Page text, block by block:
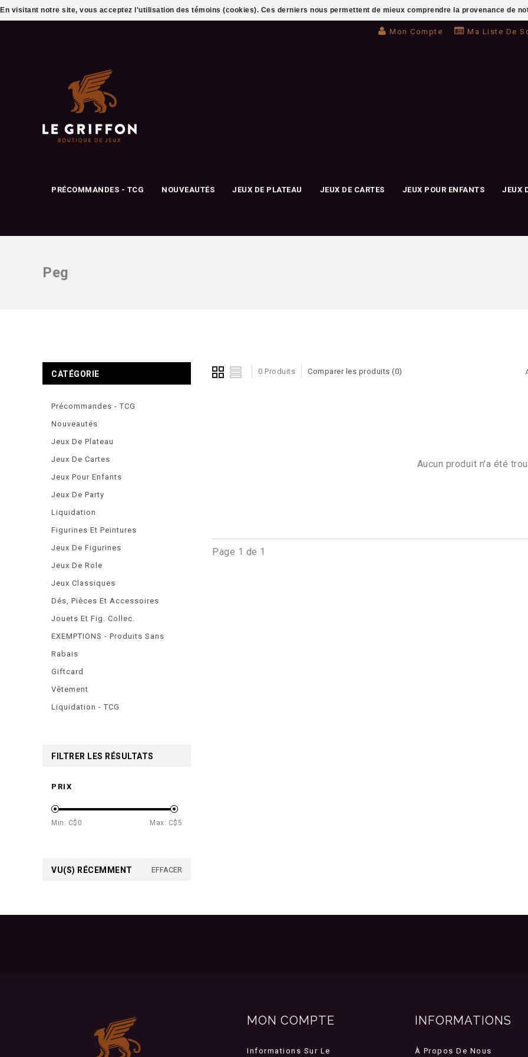
Mon Compte Ma Liste De
PRÉCOMMANDES - TCG NOUVEAUTÉS JEUX DE PLATEAU JEUX DE CARTES JEUX POUR ENFANTS JEUX
Peg
0 Produits Comparer les produits (0)
Aucun produit n'a été
Page 1 de 1
CATÉGORIE
Précommandes - TCG
Nouveautés
Jeux De Plateau
Jeux De Cartes
Jeux Pour Enfants
Jeux De Party
Liquidation
Figurines Et Peintures
Jeux De Figurines
Jeux De Role
Jeux Classiques
Dés, Pièces Et Accessoires
Jouets Et Fig. Collec.
EXEMPTIONS - Produits Sans
Rabais
Giftcard
Vêtement
Liquidation - TCG
FILTRER LES RÉSULTATS
PRIX
Min: C$ 0 Max: C$ 5
VU(S) RÉCEMMENT EFFACER
MON COMPTE
Informations Sur Le
INFORMATIONS
À Propos De Nous
En visitant notre site, vous acceptez l'utilisation des témoins (cookies). Ces derniers nous permettent de mieux comprendre la provenance de